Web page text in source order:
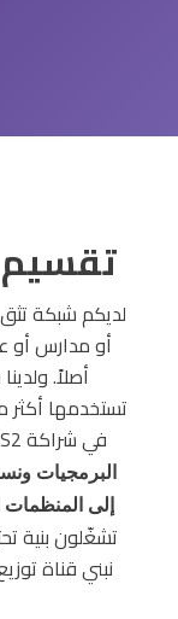
تقسيم
لديكم شبكة
أو مدارس أو
في شراكة LS2، يقوم كل طرف بما يجيده:
البرمجيات
إلى المنظمات
تشغّلون بنية
نبني قناة